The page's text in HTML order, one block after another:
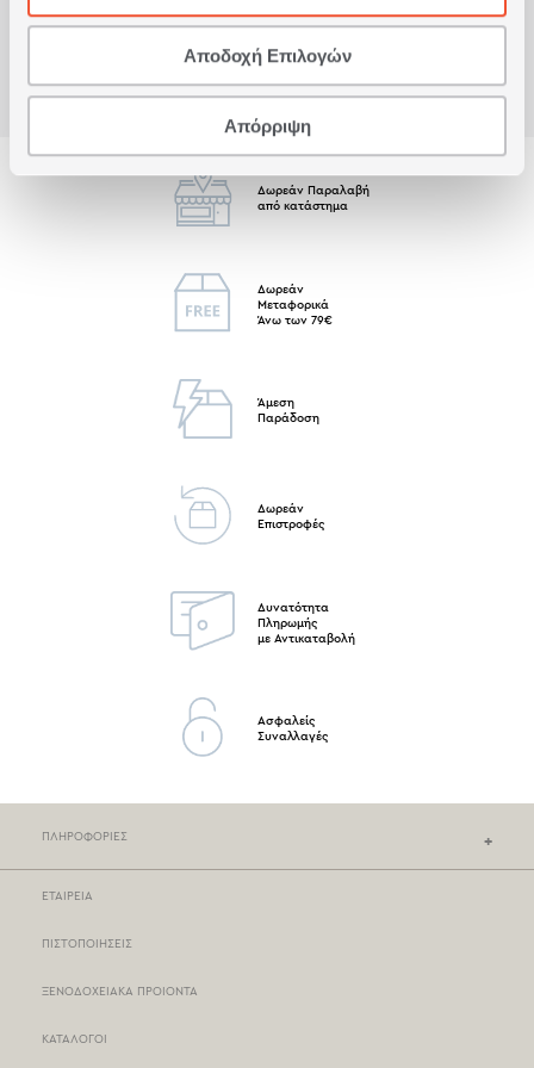
Αποδοχή Επιλογών
Απόρριψη
Δωρεάν Παραλαβή
από κατάστημα
Δωρεάν
Μεταφορικά
Άνω των 79€
Άμεση
Παράδοση
Δωρεάν
Επιστροφές
Δυνατότητα
Πληρωμής
με Αντικαταβολή
Ασφαλείς
Συναλλαγές
ΠΛΗΡΟΦΟΡΙΕΣ
ΕΤΑΙΡΕΙΑ
ΠΙΣΤΟΠΟΙΗΣΕΙΣ
ΞΕΝΟΔΟΧΕΙΑΚΑ ΠΡΟΙΟΝΤΑ
ΚΑΤΑΛΟΓΟΙ